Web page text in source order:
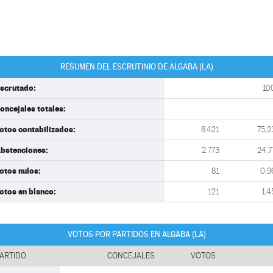
RESUMEN DEL ESCRUTINIO DE ALGABA (LA)
totales:
contabilizados: 8.421
2.773
nulos: 81
en blanco: 121
VOTOS POR PARTIDOS EN ALGABA (LA)
CONCEJALES VOTOS